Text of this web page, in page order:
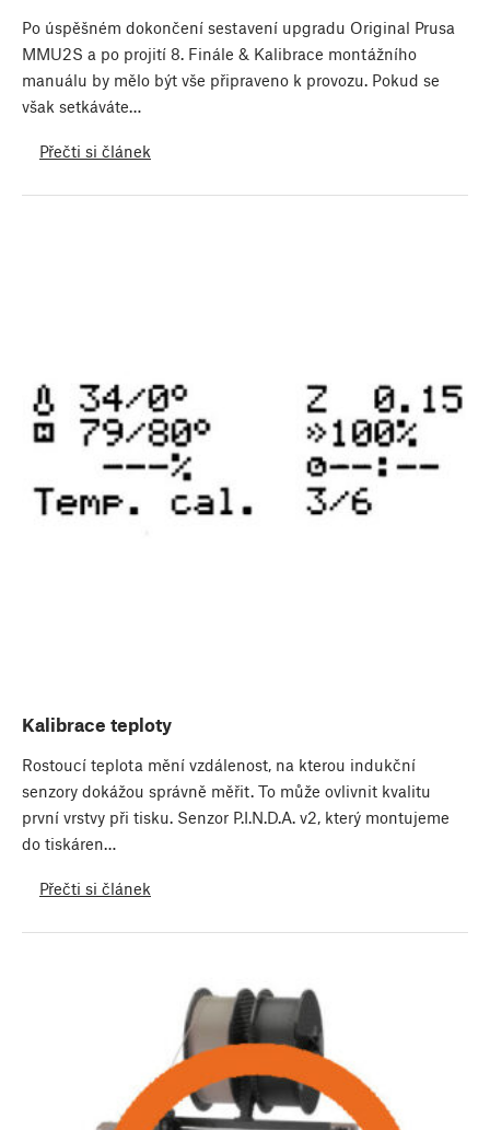
Po úspěšném dokončení sestavení upgradu Original Prusa
MMU2S a po projití 8. Finále & Kalibrace montážního
manuálu by mělo být vše připraveno k provozu. Pokud se
však setkáváte…
Přečti si článek
Kalibrace teploty
Rostoucí teplota mění vzdálenost, na kterou indukční
senzory dokážou správně měřit. To může ovlivnit kvalitu
první vrstvy při tisku. Senzor P.I.N.D.A. v2, který montujeme
do tiskáren…
Přečti si článek